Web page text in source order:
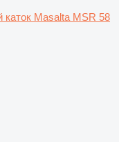
каток Masalta MSR 58